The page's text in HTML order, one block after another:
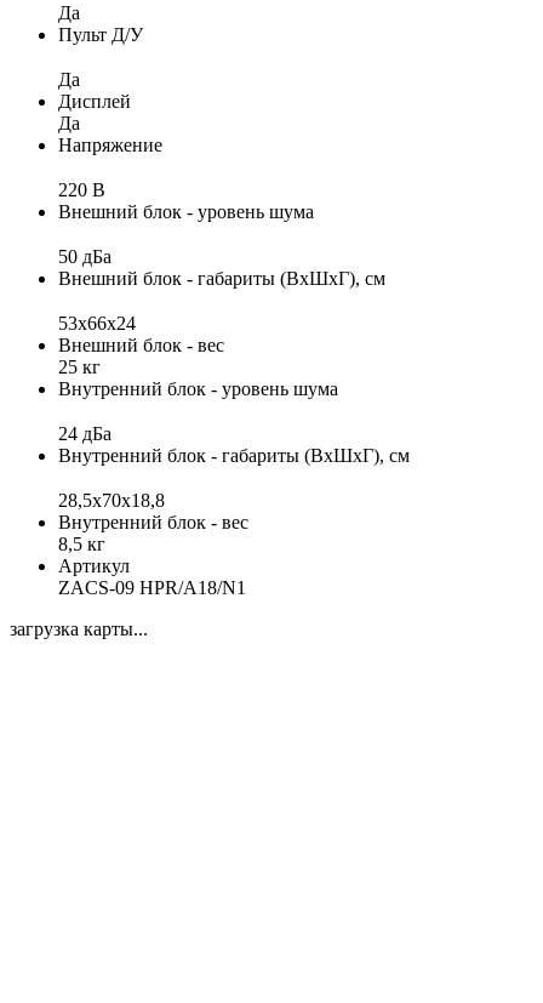
Да
Пульт Д/У
Да
Дисплей
Да
Напряжение
220 В
Внешний блок - уровень шума
50 дБа
Внешний блок - габариты (ВхШхГ), см
53х66x24
Внешний блок - вес
25 кг
Внутренний блок - уровень шума
24 дБа
Внутренний блок - габариты (ВхШхГ), см
28,5x70x18,8
Внутренний блок - вес
8,5 кг
Артикул
ZACS-09 HPR/A18/N1
загрузка карты...